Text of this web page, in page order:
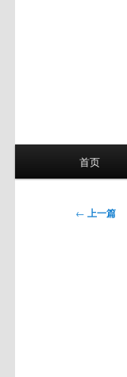
首页
文
← 上一篇